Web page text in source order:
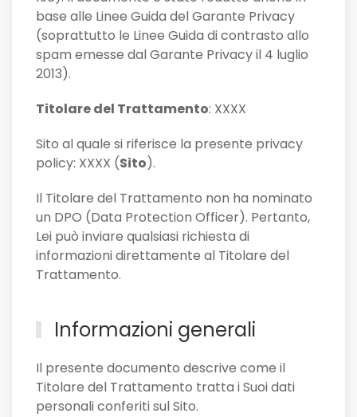
base alle Linee Guida del Garante Privacy
(soprattutto le Linee Guida di contrasto allo
spam emesse dal Garante Privacy il 4 luglio
2013).
Titolare del Trattamento: XXXX
Sito al quale si riferisce la presente privacy
policy: XXXX (Sito).
Il Titolare del Trattamento non ha nominato
un DPO (Data Protection Officer). Pertanto,
Lei può inviare qualsiasi richiesta di
informazioni direttamente al Titolare del
Trattamento.
Informazioni generali
Il presente documento descrive come il
Titolare del Trattamento tratta i Suoi dati
personali conferiti sul Sito.